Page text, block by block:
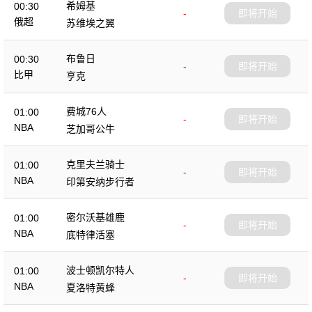
00:30
俄超
希姆基
-
苏维埃之翼
即将开始
00:30
比甲
布鲁日
-
亨克
即将开始
01:00
NBA
费城76人
-
芝加哥公牛
即将开始
01:00
NBA
克里夫兰骑士
-
印第安纳步行者
即将开始
01:00
NBA
密尔沃基雄鹿
-
底特律活塞
即将开始
01:00
NBA
波士顿凯尔特人
-
夏洛特黄蜂
即将开始